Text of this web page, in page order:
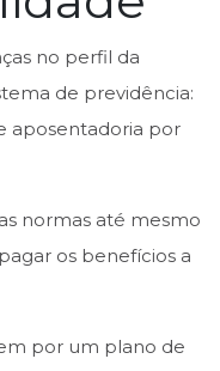
no perfil da
de previdência:
aposentadoria por
normas até mesmo
os benefícios a
por um plano de